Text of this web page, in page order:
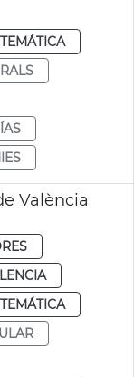
València